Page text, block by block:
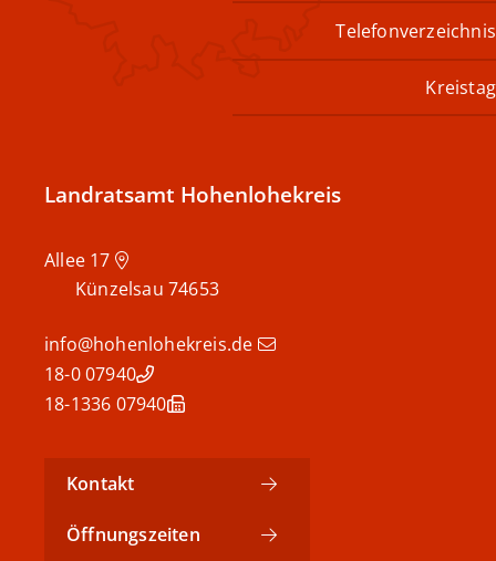
Telefonverzeichnis
Kreistag
Landratsamt Hohenlohekreis
74653
Künzelsau
info@hohenlohekreis.de
07940 18-0
07940 18-1336
Kontakt
Öffnungszeiten